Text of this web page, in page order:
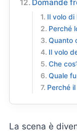
Domande
Il volo di
Perché
Quanto
Il volo
Che
Quale
Perché
La scena è